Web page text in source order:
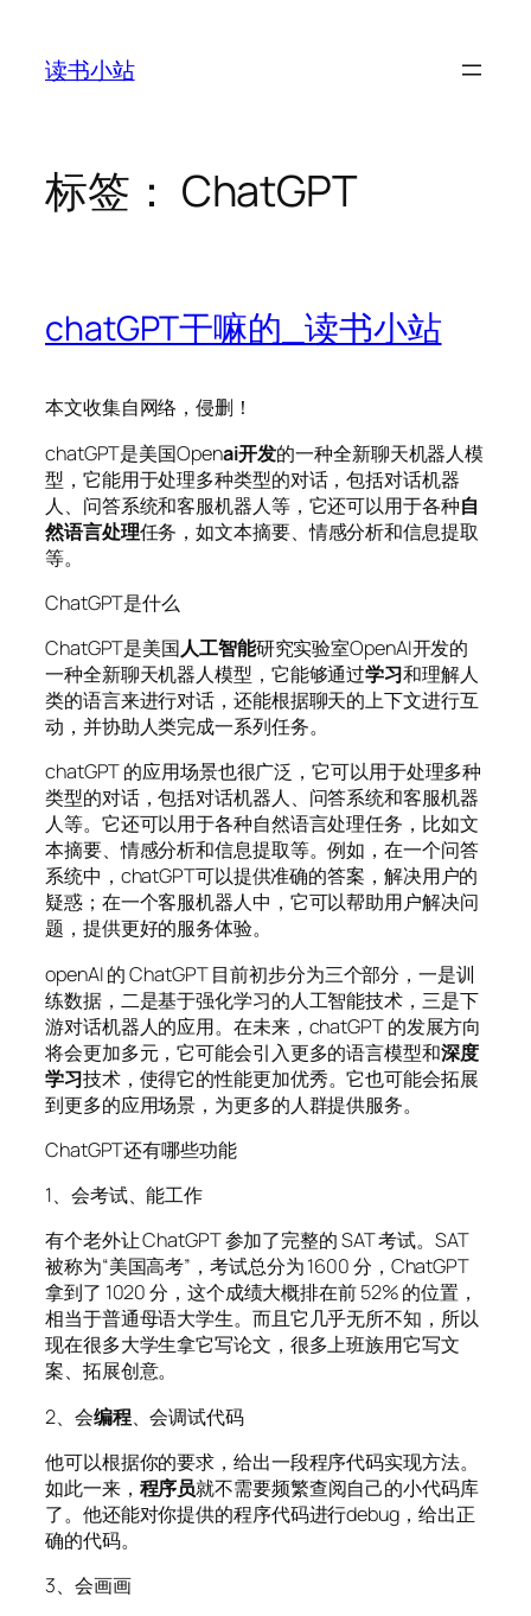
读书小站
标签： ChatGPT
chatGPT干嘛的_读书小站
本文收集自网络，侵删！
chatGPT是美国Openai开发的一种全新聊天机器人模
型，它能用于处理多种类型的对话，包括对话机器
人、问答系统和客服机器人等，它还可以用于各种自
然语言处理任务，如文本摘要、情感分析和信息提取
等。
ChatGPT是什么
ChatGPT是美国人工智能研究实验室OpenAI开发的
一种全新聊天机器人模型，它能够通过学习和理解人
类的语言来进行对话，还能根据聊天的上下文进行互
动，并协助人类完成一系列任务。
ch­a­t­G­PT 的应用场景也很广泛，它可以用于处理多种
类型的对话，包括对话机器人、问答系统和客服机器
人等。它还可以用于各种自然语言处理任务，比如文
本摘要、情感分析和信息提取等。例如，在一个问答
系统中，ch­a­t­G­PT可以提供准确的答案，解决用户的
疑惑；在一个客服机器人中，它可以帮助用户解决问
题，提供更好的服务体验。
op­e­n­AI 的 Ch­a­t­G­PT 目前初步分为三个部分，一是训
练数据，二是基于强化学习的人工智能技术，三是下
游对话机器人的应用。在未来，ch­a­t­G­PT 的发展方向
将会更加多元，它可能会引入更多的语言模型和深度
学习技术，使得它的性能更加优秀。它也可能会拓展
到更多的应用场景，为更多的人群提供服务。
ChatGPT还有哪些功能
1、会考试、能工作
有个老外让 ChatGPT 参加了完整的 SAT 考试。SAT
被称为“美国高考”，考试总分为 1600 分，ChatGPT
拿到了 1020 分，这个成绩大概排在前 52% 的位置，
相当于普通母语大学生。而且它几乎无所不知，所以
现在很多大学生拿它写论文，很多上班族用它写文
案、拓展创意。
2、会编程、会调试代码
他可以根据你的要求，给出一段程序代码实现方法。
如此一来， 程序员就不需要频繁查阅自己的小代码库
了。他还能对你提供的程序代码进行debug，给出正
确的代码。
3、会画画